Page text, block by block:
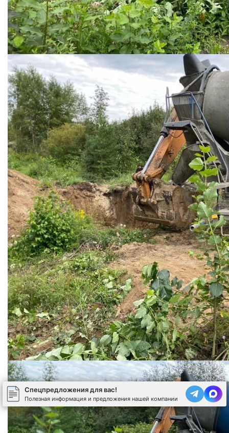
Спецпредложения для вас!
Полезная информация и предложения нашей компании